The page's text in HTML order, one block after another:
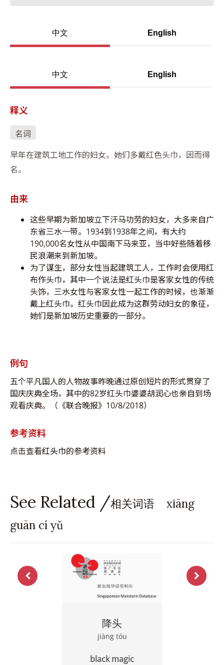
中文 English
中文 English
释义
名词
早年在建筑工地工作的妇女。她们多戴红色头巾，因而得
名。
由来
这些早期为新加坡立下汗马功劳的妇女，大多来自广
东省三水一带。1934到1938年之间，有大约
190,000名女性从中国南下马来亚，当中好些随着移
民浪潮来到新加坡。
为了谋生，部分女性当起建筑工人，工作时会使用红
布作头巾，其中一个说法是红头巾是客家女性的传统
头饰，三水女性与客家女性一起工作的时候，也渐渐
戴上红头巾。红头巾因此成为这群劳动妇女的象征，
她们是新加坡历史重要的一部分。
例句
五个平凡国人的人物故事昨晚通过原创短片的形式贯穿了
国庆庆典全场，其中的82岁红头巾婆婆胡润心也亲自到场
观看庆典。（《联合晚报》10/8/2018）
参考资料
点击查看红头巾的参考资料
See Related /相关词语 xiāng
guān cí yǔ
降头
jiàng tóu
black magic